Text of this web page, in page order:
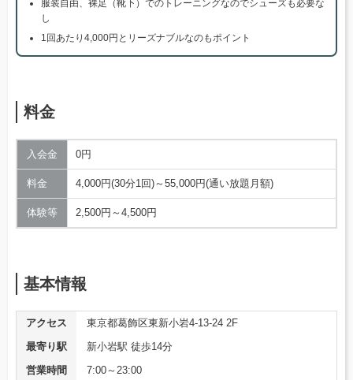
服装自由、裸足（靴下）でのトレーニングなのでシューズも必要な
し
1回あたり4,000円とリーズナブルなのもポイント
料金
入会金 0円
料金 4,000円(30分1回)～55,000円(通い放題月額)
体験等 2,500円～4,500円
基本情報
アクセス
東京都葛飾区東新小岩4-13-24 2F
最寄り駅
新小岩駅 徒歩14分
営業時間
7:00～23:00